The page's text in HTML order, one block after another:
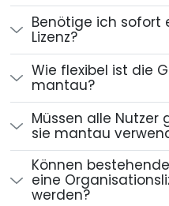
Benötige ich sofort
Lizenz?
Wie flexibel ist die
mantau?
Müssen alle Nutzer
sie mantau
Können
eine
werden?